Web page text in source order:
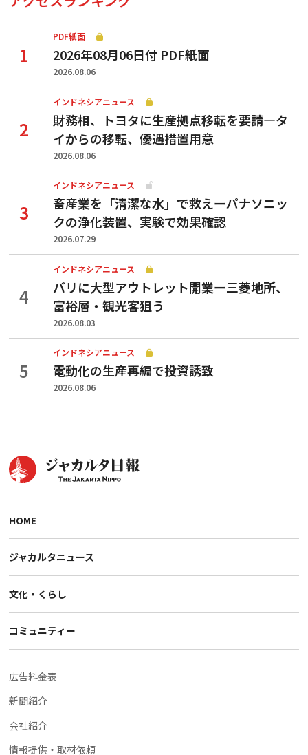
PDF紙面
2026年08月06日付 PDF紙面
2026.08.06
インドネシアニュース
財務相、トヨタに生産拠点移転を要請—タ
イからの移転、優遇措置用意
2026.08.06
インドネシアニュース
畜産業を「清潔な水」で救えーパナソニッ
クの浄化装置、実験で効果確認
2026.07.29
インドネシアニュース
バリに大型アウトレット開業ー三菱地所、
富裕層・観光客狙う
2026.08.03
インドネシアニュース
電動化の生産再編で投資誘致
2026.08.06
HOME
ジャカルタニュース
文化・くらし
コミュニティー
広告料金表
新聞紹介
会社紹介
情報提供・取材依頼